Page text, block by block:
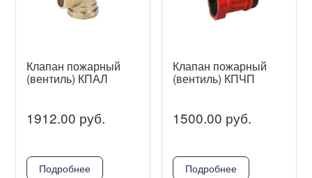
Клапан пожарный
(вентиль) КПАЛ
1912.00 руб.
Подробнее
Клапан пожарный
(вентиль) КПЧП
1500.00 руб.
Подробнее